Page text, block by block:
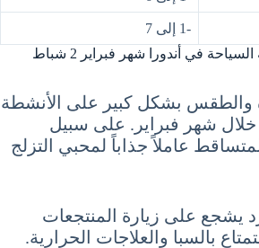
-1 إلى 7
تأثير الطقس على انشطة السياحة في أندورا شهر فبراير 2 شباط
والطقس بشكل كبير على الأنشطة
خلال شهر فبراير. على سبيل
المتساقط عاملاً جذاباً لمحبي التزلج
يشجع على زيارة المنتجعات
بالسبا والعلاجات الحرارية.